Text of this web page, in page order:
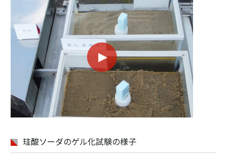
珪酸ソーダのゲル化試験の様子